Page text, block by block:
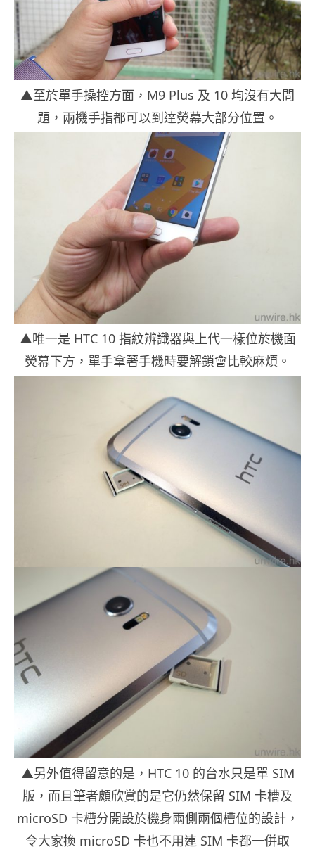
▲至於單手操控方面，M9 Plus 及 10 均沒有大問
題，兩機手指都可以到達熒幕大部分位置。
▲唯一是 HTC 10 指紋辨識器與上代一樣位於機面
熒幕下方，單手拿著手機時要解鎖會比較麻煩。
▲另外值得留意的是，HTC 10 的台水只是單 SIM
版，而且筆者頗欣賞的是它仍然保留 SIM 卡槽及
microSD 卡槽分開設於機身兩側兩個槽位的設計，
令大家換 microSD 卡也不用連 SIM 卡都一併取